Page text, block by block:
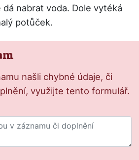
nabrat voda. Dole vytéká
potůček.
našli chybné údaje, či
využijte tento formulář.